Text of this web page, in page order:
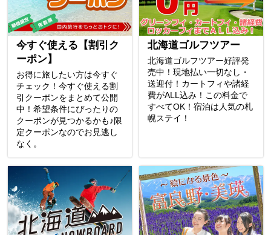
今すぐ使える【割引ク
ーポン】
お得に旅したい方は今すぐ
チェック！今すぐ使える割
引クーポンをまとめて公開
中！希望条件にぴったりの
クーポンが見つかるかも♪限
定クーポンなのでお見逃し
なく。
北海道ゴルフツアー
北海道ゴルフツアー好評発
売中！現地払い一切なし・
送迎付！カートフィや諸経
費がALL込み！この料金で
すべてOK！宿泊は人気の札
幌ステイ！